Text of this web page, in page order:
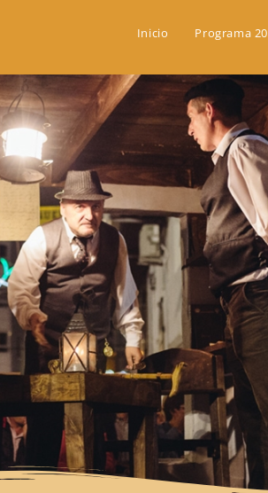
Inicio Programa